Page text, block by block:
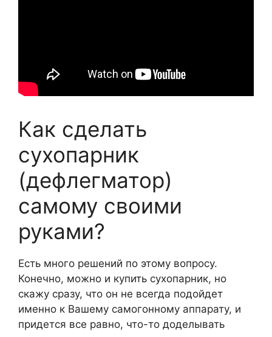
Как сделать
сухопарник
(дефлегматор)
самому своими
руками?
Есть много решений по этому вопросу.
Конечно, можно и купить сухопарник, но
скажу сразу, что он не всегда подойдет
именно к Вашему самогонному аппарату, и
придется все равно, что-то доделывать